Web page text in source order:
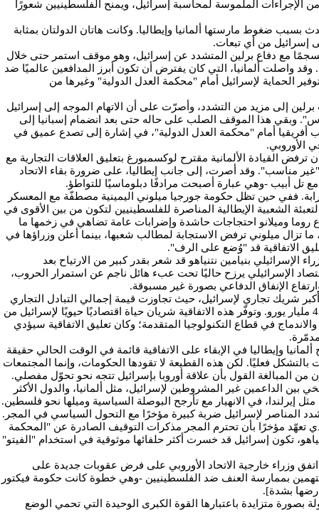
الإجراءات الملموسة لمحاسبة إسرائيل، ويمنح الفلسطينيين شعورًا
ضغوط مارستها ألمانيا وإيطاليا. وكانت هاتان الدولتان بمثابة
إسرائيل من أي تبعات.
مع دفاع برلين المتشدد عن إسرائيل، وهو موقف استمر حتى خلال
وقد واصلت ألمانيا، التي كان يفترض أن تكون أبرز المدافعين عالميًا ضد
توفير الحماية لإسرائيل أمام "محكمة العدل الدولية" وغيرها من
برلين إلى مزيد من التشدد، وأصرّت على أن الاتهام الموجه إلى إسرائيل
وبقي هذا الموقف الصلب على حاله حتى بعد انضمام إسبانيا إلى
أفريقيا أمام "محكمة العدل الدولية"، في إشارة إلى تصدع عميق في
الأوروبي.
ترفض القيادة الألمانية مقترح لوكسمبورغ بتعليق العلاقات التجارية مع
"غير مناسب". وقد أصرت، إلى جانب إيطاليا، على ضرورة بقاء الاتحاد
مع تل أبيب -وهي عبارة أصبحت مرادفًا دبلوماسيًا للتواطؤ.
غرابة. ففي حين تظل حكومة جورجيا ميلوني اليمينية مصطفّة مع المعسكر
الشعبية الإيطالية المناصرة للفلسطينيين لتكون من بين الأقوى في
روما وميلانو احتجاجات حاشدة وإضرابات عامة تضاهي في زخمها ما
ما تزال ميلوني ترفض الاستجابة لمطالب شعبها، بينما أعلن وزراؤها في
الاتفاقية قد "وُضع على الرف".
الإسرائيلي بنيامين نتنياهو قد شعر بقدر كبير من الارتياح بعد
الإسرائيلي يرزح حاليًا تحت عبء هائل ناجم عن استمرار الحروب،
الإنفاق الدفاعي بصورة غير مسبوقة.
أكبر شريك تجاري لإسرائيل، حيث تجاوزت قيمة إجمالي التبادل التجاري
في السلع بين الجانبين 42 مليار يورو. وتوفّر هذه الاتفاقية شريان حياة اقتصاديًا حيويًا لإسرائيل من
والاندماج في قطاع التكنولوجيا المتقدمة؛ وكان تعليق الاتفاقية سيؤدي
وإيطاليا في الإبقاء على الاتفاقية قائمة في الوقت الحالي حقيقة
بالتشكل فعليًا. لكن هذه القطيعة لا تقودها الحكومات، وإنما المجتمعات
من المبالغة القول بأن علاقة أوروبا بإسرائيل تتجه نحو تحوّل مفصلي.
بين الداعمين غير المشروطين لإسرائيل، مثل ألمانيا، والدول الأكثر
إيرلندا، في الانهيار مع تأرجح البوصلة السياسية وميلها نحو فلسطين.
المناصر لإسرائيل ضربة كبيرة مؤخرًا مع التحول السياسي في المجر.
تعهّد مؤخرًا بأن تحترم المجر مذكرات التوقيف الصادرة عن "المحكمة
تكون إسرائيل قد خسرت أكثر حلفائها موثوقية في استخدام "الفيتو"
وزراء خارجية الاتحاد الأوروبي على فرض عقوبات جديدة على
بممارسة العنف ضد الفلسطينيين -وهي خطوة كانت حكومة فيكتور
بشدة].
بصورة متزايدة باعتبارها القوة الكبرى الوحيدة التي تحمي الوضع